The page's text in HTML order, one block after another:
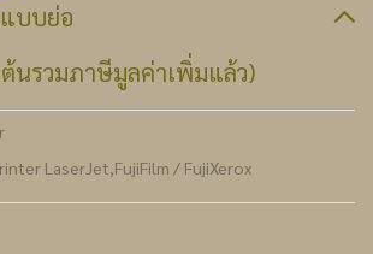
บบย่อ
นรวมภาษีมูลค่าเพิ่มแล้ว)
LaserJet,FujiFilm / FujiXerox